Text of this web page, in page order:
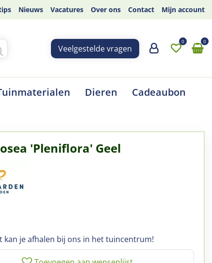
Nieuws Vacatures Over ons Contact Mijn account
Veelgestelde vragen
Dieren Cadeaubon
'Pleniflora' Geel
kan je afhalen bij ons in het tuincentrum!